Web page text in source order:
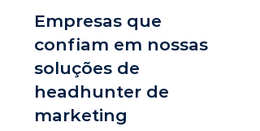
Empresas que
confiam em nossas
soluções de
headhunter de
marketing